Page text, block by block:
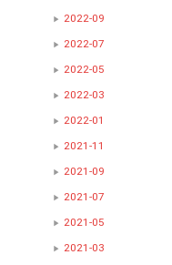
2022-09
2022-07
2022-05
2022-03
2022-01
2021-11
2021-09
2021-07
2021-05
2021-03